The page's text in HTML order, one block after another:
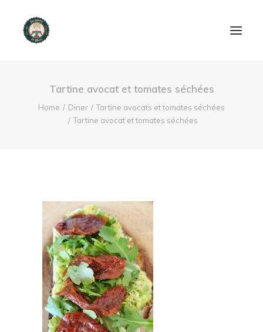
ACCUEIL
PRODUITS ET SERVICES
SEARCH
Tartine avocat et tomates séchées
Home Diner
Tartine avocats et tomates séchées
Tartine avocat et tomates séchées